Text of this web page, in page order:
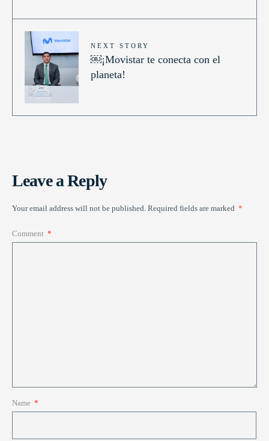
NEXT STORY
￼¡Movistar te conecta con el
planeta!
Leave a Reply
Your email address will not be published. Required fields are marked *
Comment *
Name *